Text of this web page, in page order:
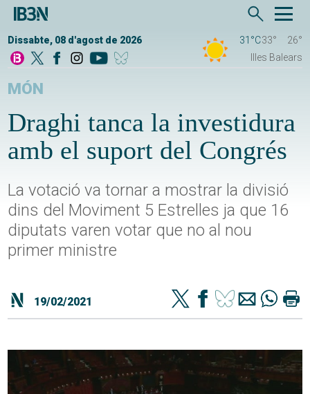
Dissabte, 08 d'agost de 2026 31°C33°
26°
Illes Balears
MÓN
Draghi tanca la investidura
amb el suport del Congrés
La votació va tornar a mostrar la divisió
dins del Moviment 5 Estrelles ja que 16
diputats varen votar que no al nou
primer ministre
19/02/2021